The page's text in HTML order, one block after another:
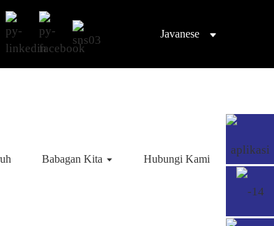
Javanese
Babagan Kita Hubungi Kami